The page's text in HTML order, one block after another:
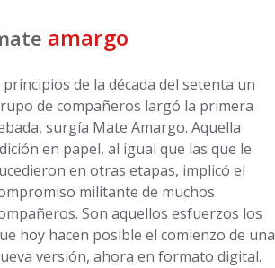
amargo
principios de la década del setenta un
de compañeros largó la primera
surgía Mate Amargo. Aquella
en papel, al igual que las que le
en otras etapas, implicó el
militante de muchos
Son aquellos esfuerzos los
hoy hacen posible el comienzo de una
versión, ahora en formato digital.